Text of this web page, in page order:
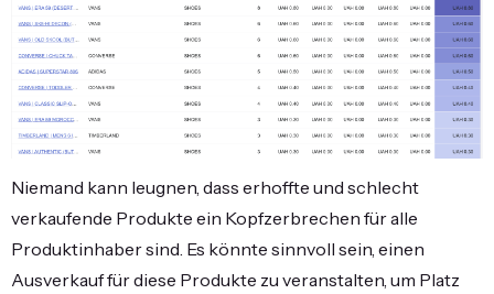
Niemand kann leugnen, dass erhoffte und schlecht
verkaufende Produkte ein Kopfzerbrechen für alle
Produktinhaber sind. Es könnte sinnvoll sein, einen
Ausverkauf für diese Produkte zu veranstalten, um Platz